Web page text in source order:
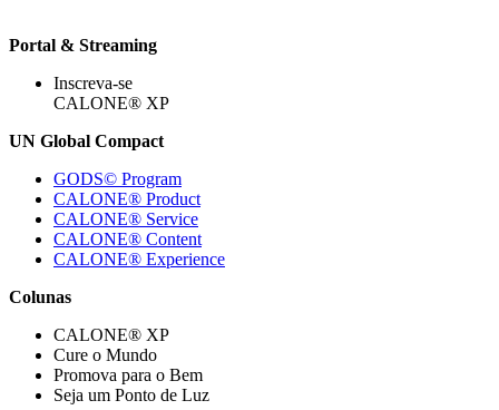
Portal & Streaming
Inscreva-se
CALONE® XP
UN Global Compact
GODS© Program
CALONE® Product
CALONE® Service
CALONE® Content
CALONE® Experience
Colunas
CALONE® XP
Cure o Mundo
Promova para o Bem
Seja um Ponto de Luz